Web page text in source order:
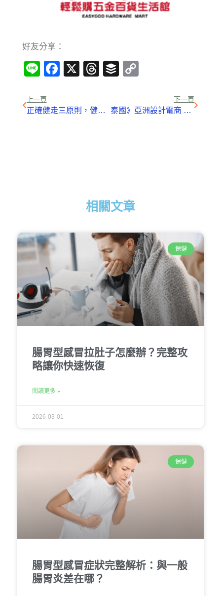
好友分享：
LineFacebook
X Threads
Buffer
上一頁
正確健走三原則，健康減肥悄悄瘦
下一頁
泰國》亞洲設計電商 Pinkoi：不只是平台與廠商，我們要連結的是「社群」
相關文章
保健
腸胃型感冒拉肚子怎麼辦？完整攻
略讓你快速恢復
閱讀更多 »
2026-03-01
保健
腸胃型感冒症狀完整解析：與一般
腸胃炎差在哪？